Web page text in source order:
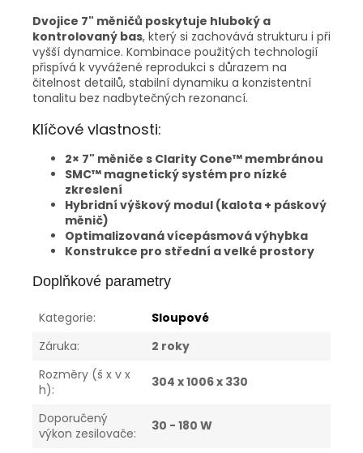
Dvojice 7" měničů poskytuje hluboký a
kontrolovaný bas, který si zachovává strukturu i při
vyšší dynamice. Kombinace použitých technologií
přispívá k vyvážené reprodukci s důrazem na
čitelnost detailů, stabilní dynamiku a konzistentní
tonalitu bez nadbytečných rezonancí.
Klíčové vlastnosti:
2× 7" měniče s Clarity Cone™ membránou
SMC™ magnetický systém pro nízké
zkreslení
Hybridní výškový modul (kalota + páskový
měnič)
Optimalizovaná vícepásmová výhybka
Konstrukce pro střední a velké prostory
Doplňkové parametry
Kategorie:
Sloupové
Záruka:
2 roky
Rozměry (š x v x
h): 304 x 1006 x 330
Doporučený
výkon zesilovače: 30 - 180 W